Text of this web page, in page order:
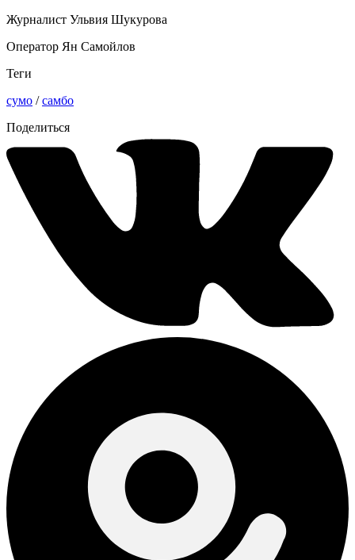
Журналист Ульвия Шукурова
Оператор Ян Самойлов
Теги
сумо /самбо
Поделиться